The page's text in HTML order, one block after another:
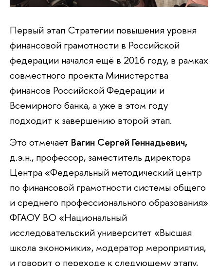
Первый этап Стратегии повышения уровня
финансовой грамотности в Российской
федерации начался ещё в 2016 году, в рамках
совместного проекта Министерства
финансов Российской Федерации и
Всемирного банка, а уже в этом году
подходит к завершению второй этап.
Это отмечает Вагин Сергей Геннадьевич,
д.э.н., профессор, заместитель директора
Центра «Федеральный методический центр
по финансовой грамотности системы общего
и среднего профессионального образования»
ФГАОУ ВО «Национальный
исследовательский университет «Высшая
школа экономики», модератор мероприятия,
и говорит о переходе к следующему этапу,